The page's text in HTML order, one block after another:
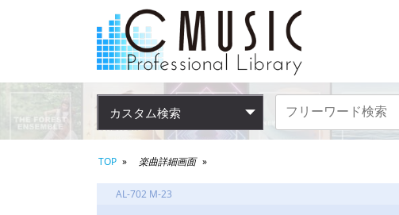
カスタム検索
TOP 楽曲詳細画面
AL-702 M-23